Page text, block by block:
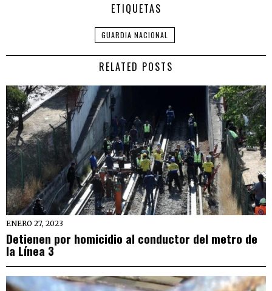
ETIQUETAS
GUARDIA NACIONAL
RELATED POSTS
ENERO 27, 2023
Detienen por homicidio al conductor del metro de
la Línea 3